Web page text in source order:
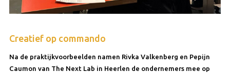
Creatief op commando
Na de praktijkvoorbeelden namen Rivka Valkenberg en Pepijn
Caumon van The Next Lab in Heerlen de ondernemers mee op